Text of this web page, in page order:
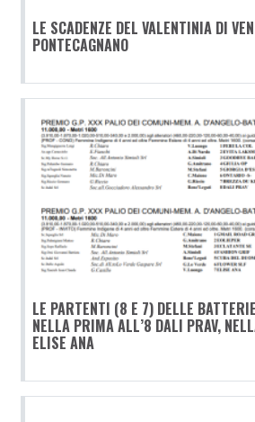
LE SCADENZE DEL VALENTINIA DI
PONTECAGNANO
LE PARTENTI (8 E 7) DELLE
NELLA PRIMA ALL’8 DALI PRAV,
ELISE ANA